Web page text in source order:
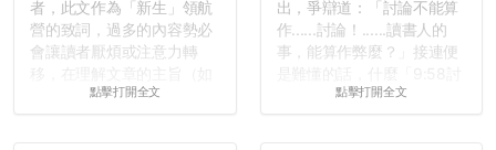
者，此文作為「新生」領航
營的致詞，過多的內容勢必
會讓讀者厭煩或注意力轉
果有的話）前就失去興趣。
點擊打開全文
出，爭辯道：「討論不能算
作......討論！......讀書人的
事，能算作弊麼？」接連便
論考題難度」，什麼「名譽
點擊打開全文